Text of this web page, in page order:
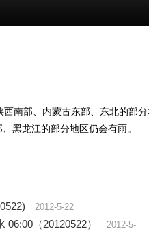
部、内蒙古东部、东北的部分
黑龙江的部分地区仍会有雨。
2012-5-22
06:00（20120522） 2012-5-